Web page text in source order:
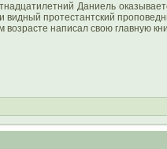
Даниель
видный протестантский
возрасте написал свою главную